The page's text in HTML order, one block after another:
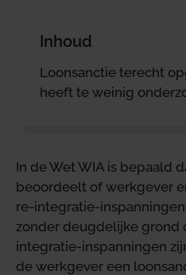
Inhoud
Loonsanctie terecht
heeft te weinig
In de Wet WIA is bepaald
beoordeelt of werkgever
re-integratie-
zonder deugdelijke grond
integratie-inspanningen
de werkgever een